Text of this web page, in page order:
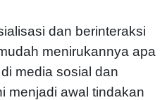
dan berinteraksi
menirukannya apa
media sosial dan
menjadi awal tindakan